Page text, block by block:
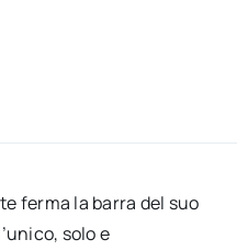
ferma la barra del suo
solo e